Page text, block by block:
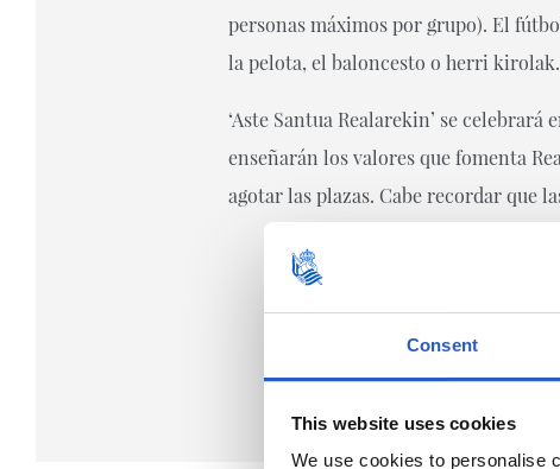
Consent
This website uses cookies
We use cookies to personalise
personas máximos por grupo). El
la pelota, el baloncesto o herri kirolak.
‘Aste Santua Realarekin’ se
enseñarán los valores que fomenta
agotar las plazas. Cabe recordar que